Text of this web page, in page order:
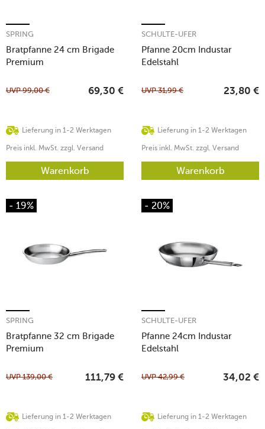
Bratpfanne 24 cm Brigade
Premium
SPRING
Lieferung in 1-2 Werktagen
UVP99,00 € 69,30 €
Preis inkl. MwSt. zzgl. Versand
Warenkorb
Pfanne 20cm Industar
Edelstahl
SCHULTE-UFER
Lieferung in 1-2 Werktagen
UVP31,99 € 23,80 €
Preis inkl. MwSt. zzgl. Versand
Warenkorb
- 19%
Bratpfanne 32 cm Brigade
Premium
SPRING
Lieferung in 1-2 Werktagen
UVP139,00 € 111,79 €
- 20%
Pfanne 24cm Industar
Edelstahl
SCHULTE-UFER
Lieferung in 1-2 Werktagen
UVP42,99 € 34,02 €